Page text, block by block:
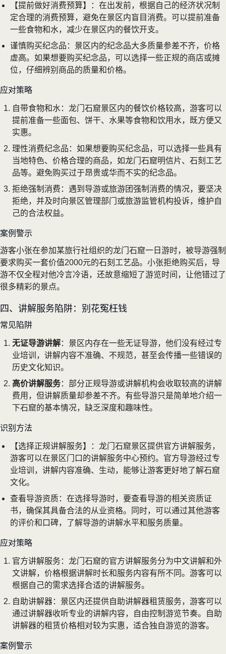
【提前做好消费预算】：在出发前，根据自己的经济状况制
定合理的消费预算，避免在景区内盲目消费。可以提前准备
一些食物和水，减少在景区内的餐饮开支。
谨慎购买纪念品：景区内的纪念品大多质量参差不齐，价格
虚高。如果想要购买纪念品，可以选择一些正规的商店或摊
位，仔细辨别商品的质量和价格。
应对策略
自带食物和水：龙门石窟景区内的餐饮价格较高，游客可以
提前准备一些面包、饼干、水果等食物和饮用水，既方便又
实惠。
理性消费纪念品：如果想要购买纪念品，可以选择一些具有
当地特色、价格合理的商品，如龙门石窟明信片、石刻工艺
品等。避免购买过于昂贵或华而不实的纪念品。
拒绝强制消费：遇到导游或旅游团强制消费的情况，要坚决
拒绝，并及时向景区管理部门或旅游监管机构投诉，维护自
己的合法权益。
案例警示
游客小张在参加某旅行社组织的龙门石窟一日游时，被导游强制
要求购买一套价值2000元的石刻工艺品。小张拒绝购买后，导
游不仅全程对他冷言冷语，还故意缩短了游览时间，让他错过了
很多精彩的景点。
四、讲解服务陷阱：别花冤枉钱
常见陷阱
无证导游讲解：景区内存在一些无证导游，他们没有经过专
业培训，讲解内容不准确、不规范，甚至会传播一些错误的
历史文化知识。
高价讲解服务：部分正规导游或讲解机构会收取较高的讲解
费用，但讲解质量却参差不齐。有些导游只是简单地介绍一
下石窟的基本情况，缺乏深度和趣味性。
识别方法
【选择正规讲解服务】：龙门石窟景区提供官方讲解服务，
游客可以在景区门口的讲解服务中心预约。官方导游经过专
业培训，讲解内容准确、生动，能够让游客更好地了解石窟
文化。
查看导游资质：在选择导游时，要查看导游的相关资质证
书，确保其具备合法的从业资格。同时，可以通过其他游客
的评价和口碑，了解导游的讲解水平和服务质量。
应对策略
官方讲解服务：龙门石窟的官方讲解服务分为中文讲解和外
文讲解，价格根据讲解时长和服务内容有所不同。游客可以
根据自己的需求选择合适的讲解服务。
自助讲解器：景区内还提供自助讲解器租赁服务，游客可以
通过讲解器收听专业的讲解内容，自由控制游览节奏。自助
讲解器的租赁价格相对较为实惠，适合独自游览的游客。
案例警示